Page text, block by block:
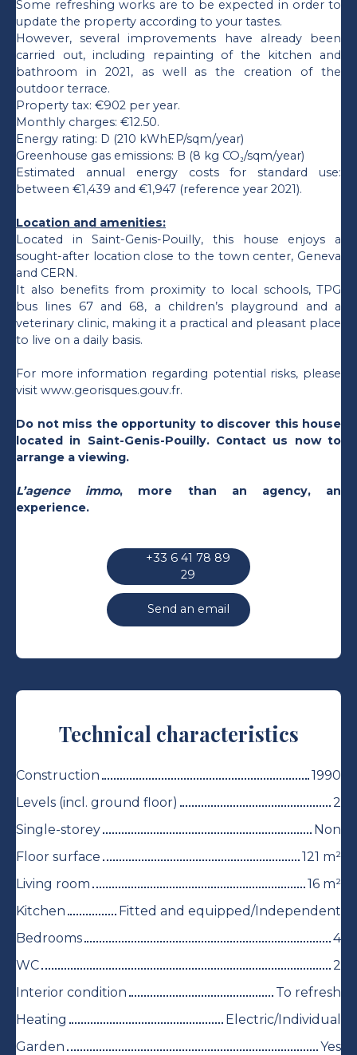
Some refreshing works are to be expected in order to
update the property according to your tastes.
However, several improvements have already been
carried out, including repainting of the kitchen and
bathroom in 2021, as well as the creation of the
outdoor terrace.
Property tax: €902 per year.
Monthly charges: €12.50.
Energy rating: D (210 kWhEP/sqm/year)
Greenhouse gas emissions: B (8 kg CO₂/sqm/year)
Estimated annual energy costs for standard use:
between €1,439 and €1,947 (reference year 2021).
Location and amenities:
Located in Saint-Genis-Pouilly, this house enjoys a
sought-after location close to the town center, Geneva
and CERN.
It also benefits from proximity to local schools, TPG
bus lines 67 and 68, a children’s playground and a
veterinary clinic, making it a practical and pleasant place
to live on a daily basis.
For more information regarding potential risks, please
visit www.georisques.gouv.fr.
Do not miss the opportunity to discover this house
located in Saint-Genis-Pouilly. Contact us now to
arrange a viewing.
L’agence immo, more than an agency, an
experience.
+33 6 41 78 89
29
Send an email
Technical characteristics
Construction
1990
Levels (incl. ground floor)
2
Single-storey
Non
Floor surface
121 m²
Living room
16 m²
Kitchen
Fitted and equipped/Independent
Bedrooms
4
WC
2
Interior condition
To refresh
Heating
Electric/Individual
Garden
Yes